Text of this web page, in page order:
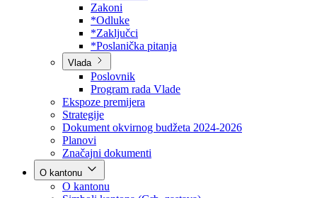
Poslovnik
Program rada Skupštine
Budžet 2026
Zakoni
*Odluke
*Zaključci
*Poslanička pitanja
Vlada
Poslovnik
Program rada Vlade
Ekspoze premijera
Strategije
Dokument okvirnog budžeta 2024-2026
Planovi
Značajni dokumenti